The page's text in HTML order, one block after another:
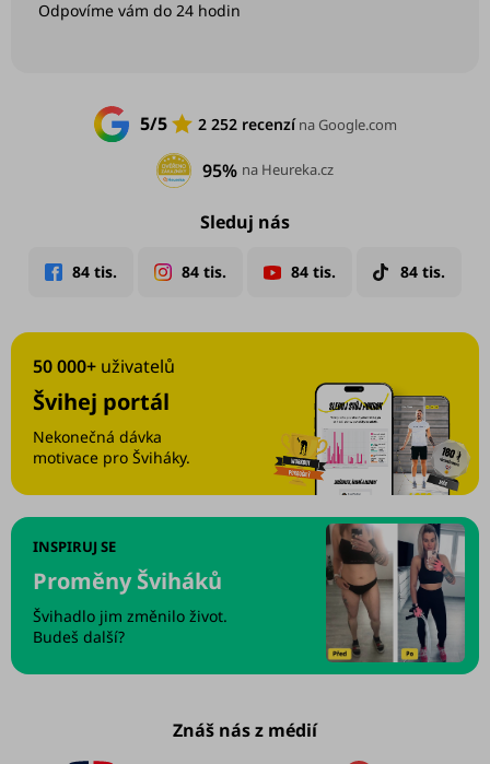
Sleduj nás
5/5 2 252 recenzína Google.com
95% na Heureka.cz
50 000+ uživatelů
Švihej portál
Nekonečná dávka
motivace pro Šviháky.
INSPIRUJ SE
Proměny Šviháků
Švihadlo jim změnilo život.
Budeš další?
Znáš nás z médií